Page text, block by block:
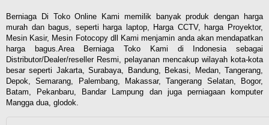
Berniaga Di Toko Online Kami memilik banyak produk dengan harga
murah dan bagus, seperti harga laptop, Harga CCTV, harga Proyektor,
Mesin Kasir, Mesin Fotocopy dll Kami menjamin anda akan mendapatkan
harga bagus.Area Berniaga Toko Kami di Indonesia sebagai
Distributor/Dealer/reseller Resmi, pelayanan mencakup wilayah kota-kota
besar seperti Jakarta, Surabaya, Bandung, Bekasi, Medan, Tangerang,
Depok, Semarang, Palembang, Makassar, Tangerang Selatan, Bogor,
Batam, Pekanbaru, Bandar Lampung dan juga perniagaan komputer
Mangga dua, glodok.